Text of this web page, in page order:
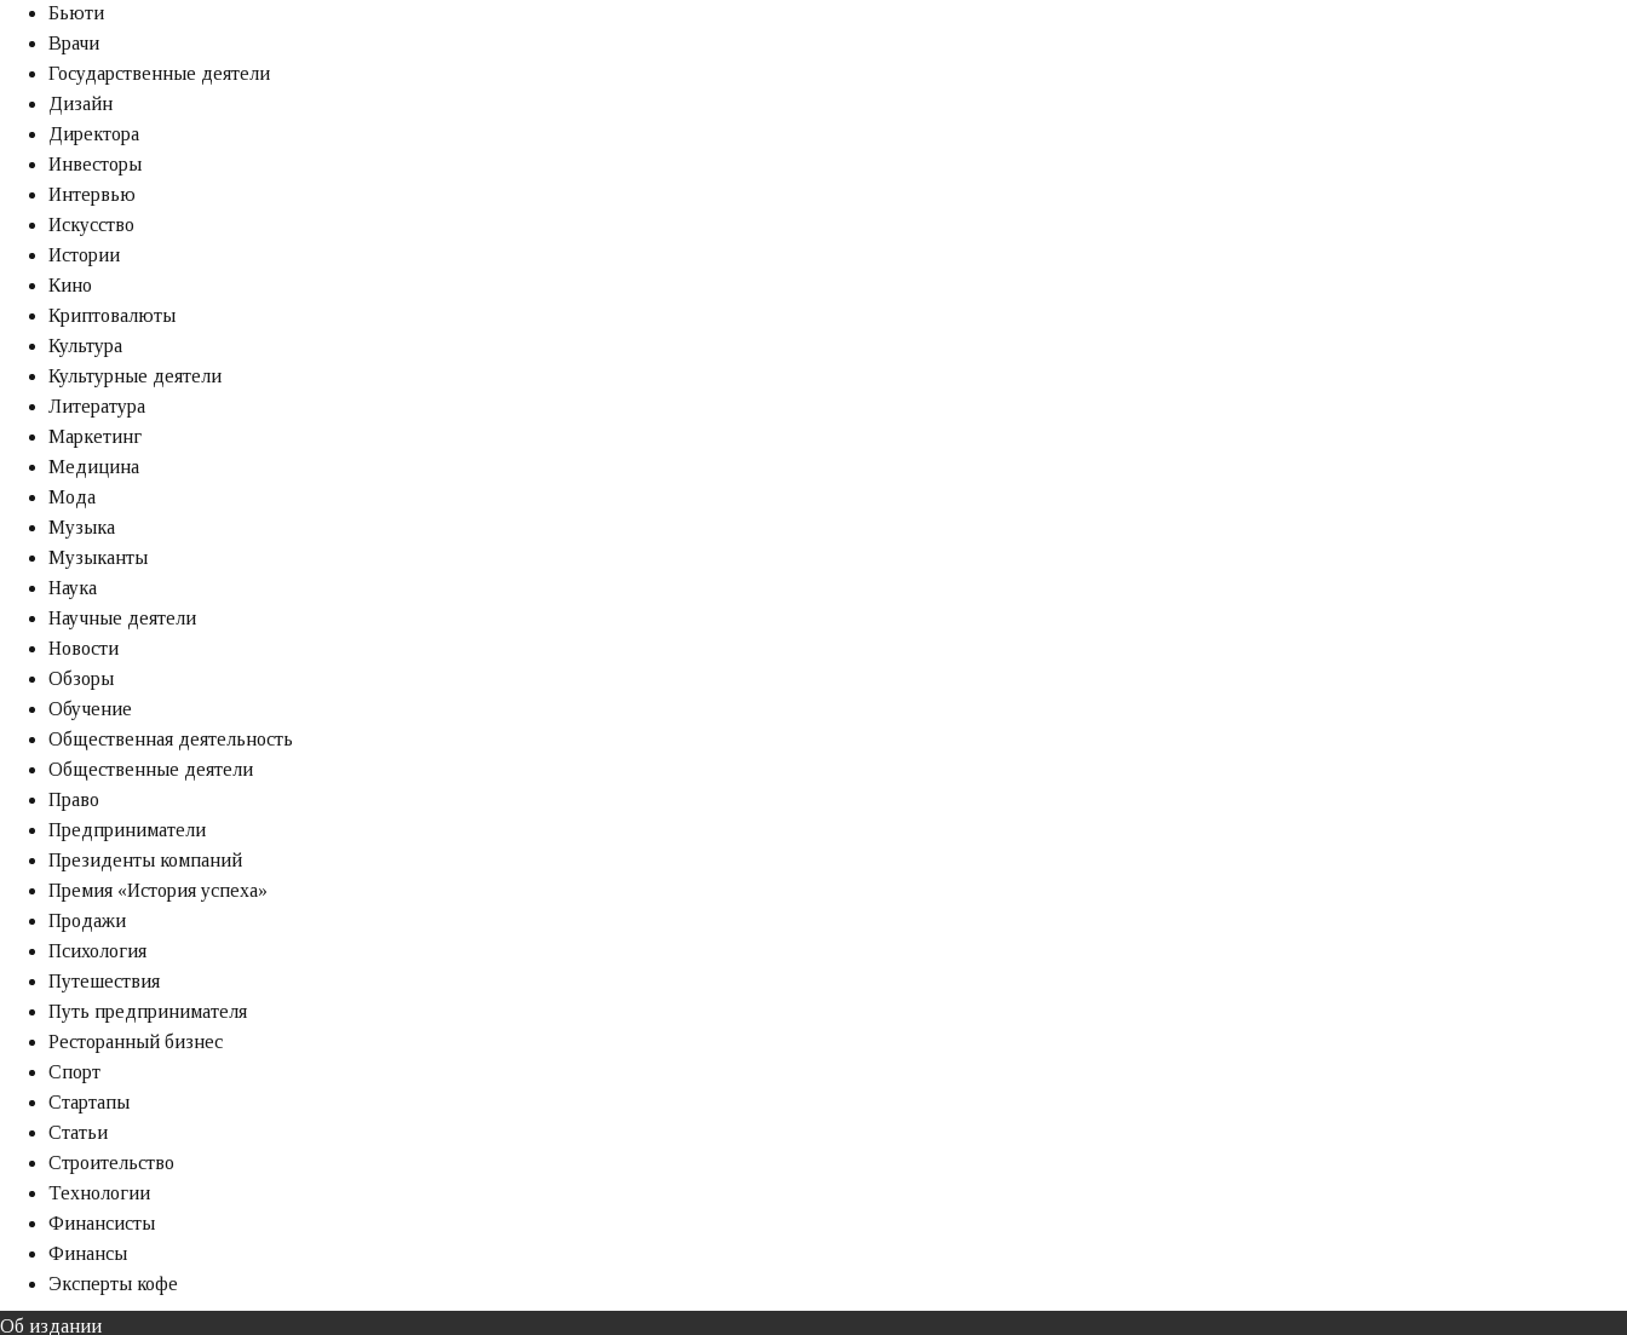
Бьюти
Врачи
Государственные деятели
Дизайн
Директора
Инвесторы
Интервью
Искусство
Истории
Кино
Криптовалюты
Культура
Культурные деятели
Литература
Маркетинг
Медицина
Мода
Музыка
Музыканты
Наука
Научные деятели
Новости
Обзоры
Обучение
Общественная деятельность
Общественные деятели
Право
Предприниматели
Президенты компаний
Премия «‎История успеха»‎
Продажи
Психология
Путешествия
Путь предпринимателя
Ресторанный бизнес
Спорт
Стартапы
Статьи
Строительство
Технологии
Финансисты
Финансы
Эксперты кофе
Об издании